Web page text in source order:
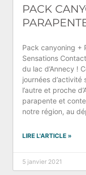
PACK
Pack canyoning +
Sensations
du lac d’Annecy !
journées d’activité
l’autre et proche
parapente et
notre région, au
LIRE L'ARTICLE »
5 janvier 2021